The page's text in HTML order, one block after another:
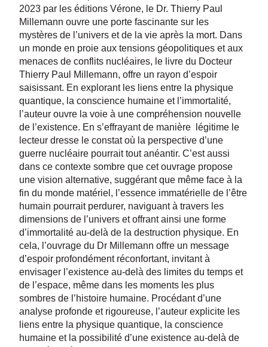
2023 par les éditions Vérone, le Dr. Thierry Paul
Millemann ouvre une porte fascinante sur les
mystères de l’univers et de la vie après la mort. Dans
un monde en proie aux tensions géopolitiques et aux
menaces de conflits nucléaires, le livre du Docteur
Thierry Paul Millemann, offre un rayon d’espoir
saisissant. En explorant les liens entre la physique
quantique, la conscience humaine et l’immortalité,
l’auteur ouvre la voie à une compréhension nouvelle
de l’existence. En s’effrayant de manière légitime le
lecteur dresse le constat où la perspective d’une
guerre nucléaire pourrait tout anéantir. C’est aussi
dans ce contexte sombre que cet ouvrage propose
une vision alternative, suggérant que même face à la
fin du monde matériel, l’essence immatérielle de l’être
humain pourrait perdurer, naviguant à travers les
dimensions de l’univers et offrant ainsi une forme
d’immortalité au-delà de la destruction physique. En
cela, l’ouvrage du Dr Millemann offre un message
d’espoir profondément réconfortant, invitant à
envisager l’existence au-delà des limites du temps et
de l’espace, même dans les moments les plus
sombres de l’histoire humaine. Procédant d’une
analyse profonde et rigoureuse, l’auteur explicite les
liens entre la physique quantique, la conscience
humaine et la possibilité d’une existence au-delà de